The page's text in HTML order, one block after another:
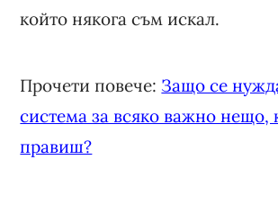
който някога съм искал.
Прочети повече: Защо се
система за всяко важно нещо,
правиш?